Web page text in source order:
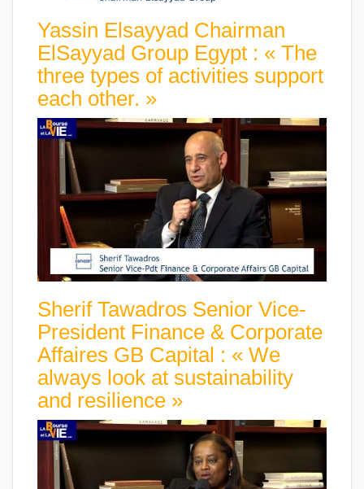
Yassin Elsayyad Chairman
ElSayyad Group Egypt : « The
three types of activities support
each other. »
Sherif Tawadros Senior Vice-
President Finance & Corporate
Affaires GB Capital : « We
always look at sustainability
and resilience »